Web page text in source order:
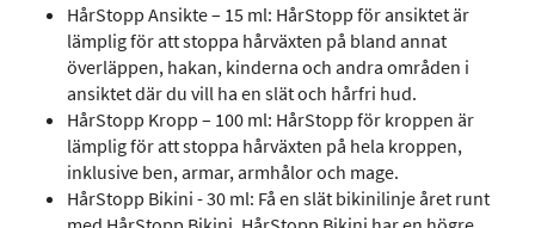
HårStopp Ansikte – 15 ml: HårStopp för ansiktet är
lämplig för att stoppa hårväxten på bland annat
överläppen, hakan, kinderna och andra områden i
ansiktet där du vill ha en slät och hårfri hud.
HårStopp Kropp – 100 ml: HårStopp för kroppen är
lämplig för att stoppa hårväxten på hela kroppen,
inklusive ben, armar, armhålor och mage.
HårStopp Bikini - 30 ml: Få en slät bikinilinje året runt